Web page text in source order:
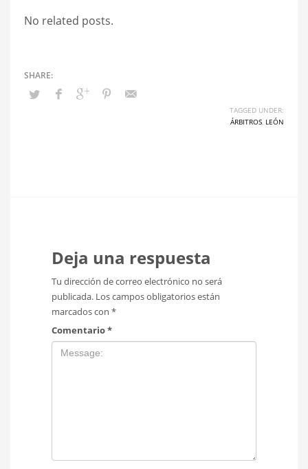
No related posts.
TAGGED UNDER:
ÁRBITROS LEÓN
Deja una respuesta
Tu dirección de correo electrónico no será
publicada. Los campos obligatorios están
marcados con *
Comentario*